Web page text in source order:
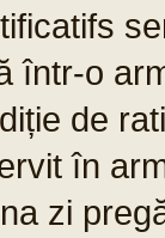
într-o
de
în
zi